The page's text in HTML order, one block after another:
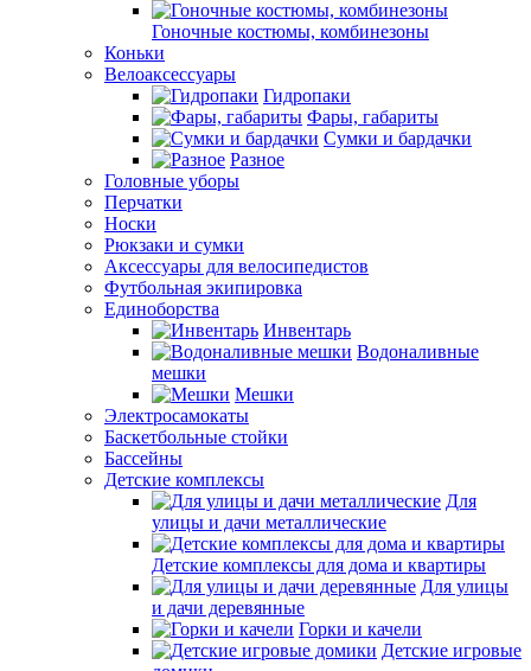
Гоночные костюмы, комбинезоны
Коньки
Велоаксессуары
Гидропаки
Фары, габариты
Сумки и бардачки
Разное
Головные уборы
Перчатки
Носки
Рюкзаки и сумки
Аксессуары для велосипедистов
Футбольная экипировка
Единоборства
Инвентарь
Водоналивные
мешки
Мешки
Электросамокаты
Баскетбольные стойки
Бассейны
Детские комплексы
Для
улицы и дачи металлические
Детские комплексы для дома и квартиры
Для улицы
и дачи деревянные
Горки и качели
Детские игровые